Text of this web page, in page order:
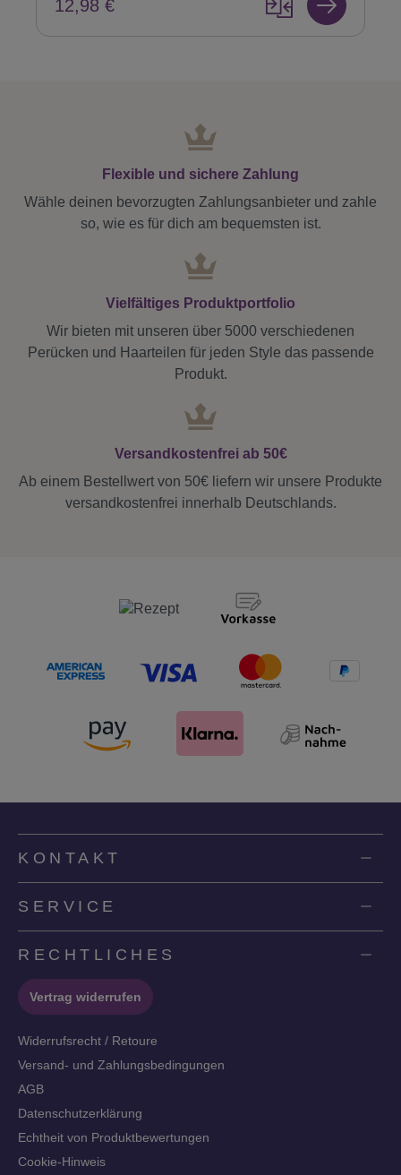
12,98 €
Flexible und sichere Zahlung
Wähle deinen bevorzugten Zahlungsanbieter und zahle
so, wie es für dich am bequemsten ist.
Vielfältiges Produktportfolio
Wir bieten mit unseren über 5000 verschiedenen
Perücken und Haarteilen für jeden Style das passende
Produkt.
Versandkostenfrei ab 50€
Ab einem Bestellwert von 50€ liefern wir unsere Produkte
versandkostenfrei innerhalb Deutschlands.
KONTAKT
SERVICE
RECHTLICHES
Vertrag widerrufen
Widerrufsrecht / Retoure
Versand- und Zahlungsbedingungen
AGB
Datenschutzerklärung
Echtheit von Produktbewertungen
Cookie-Hinweis